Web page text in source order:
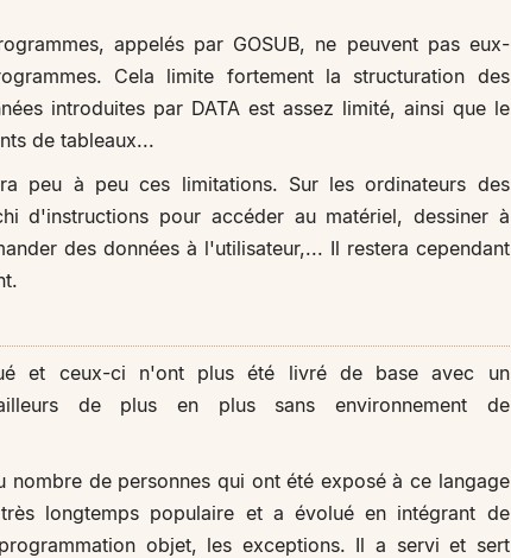
appelés par GOSUB, ne peuvent pas eux-
Cela limite fortement la structuration des
introduites par DATA est assez limité, ainsi que le
de tableaux...
peu à peu ces limitations. Sur les ordinateurs des
d'instructions pour accéder au matériel, dessiner à
des données à l'utilisateur,... Il restera cependant
et ceux-ci n'ont plus été livré de base avec un
de plus en plus sans environnement de
de personnes qui ont été exposé à ce langage
longtemps populaire et a évolué en intégrant de
objet, les exceptions. Il a servi et sert